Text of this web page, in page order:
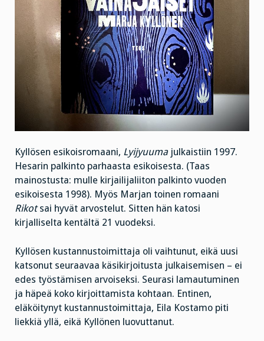
Kyllösen esikoisromaani, Lyijyuuma julkaistiin 1997.
Hesarin palkinto parhaasta esikoisesta. (Taas
mainostusta: mulle kirjailijaliiton palkinto vuoden
esikoisesta 1998). Myös Marjan toinen romaani
Rikotsai hyvät arvostelut. Sitten hän katosi
kirjalliselta kentältä 21 vuodeksi.
Kyllösen kustannustoimittaja oli vaihtunut, eikä uusi
katsonut seuraavaa käsikirjoitusta julkaisemisen – ei
edes työstämisen arvoiseksi. Seurasi lamautuminen
ja häpeä koko kirjoittamista kohtaan. Entinen,
eläköitynyt kustannustoimittaja, Eila Kostamo piti
liekkiä yllä, eikä Kyllönen luovuttanut.